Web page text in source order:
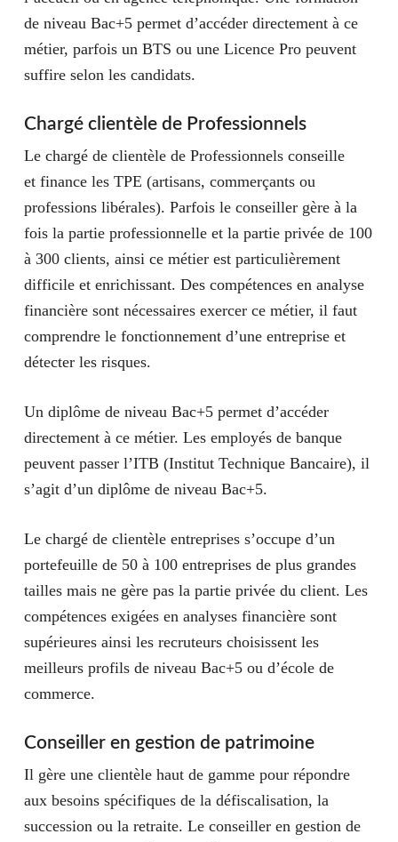
de niveau Bac+5 permet d’accéder directement à ce
métier, parfois un BTS ou une Licence Pro peuvent
suffire selon les candidats.
Chargé clientèle de Professionnels
Le chargé de clientèle de Professionnels conseille
etfinance les TPE (artisans, commerçants ou
professions libérales). Parfois le conseiller gère à la
fois la partie professionnelle et la partie privéede 100
à 300 clients, ainsi ce métier est particulièrement
difficile et enrichissant. Des compétences en analyse
financière sont nécessaires exercer ce métier, il faut
comprendre le fonctionnement d’une entreprise et
détecter les risques.
Un diplôme de niveau Bac+5 permet d’accéder
directement à ce métier. Les employés de banque
peuvent passer l’ITB (Institut Technique Bancaire), il
s’agit d’un diplôme de niveau Bac+5.
Le chargé de clientèle entreprises s’occupe d’un
portefeuille de 50 à 100 entreprises de plus grandes
tailles mais ne gère pas la partie privée du client. Les
compétences exigées en analyses financièresont
supérieures ainsi les recruteurs choisissent les
meilleurs profils de niveau Bac+5 ou d’école de
commerce.
Conseiller en gestion de patrimoine
Il gère une clientèle haut de gamme pour répondre
aux besoins spécifiques de la défiscalisation, la
succession ou la retraite. Le conseiller en gestion de